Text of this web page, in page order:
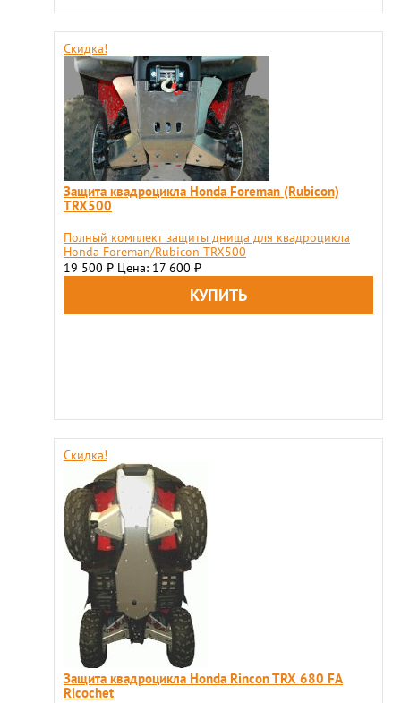
Скидка!
Защита квадроцикла Honda Foreman (Rubicon)
TRX500
Полный комплект защиты днища для квадроцикла
Honda Foreman/Rubicon TRX500
19 500 ₽ Цена: 17 600 ₽
Скидка!
Защита квадроцикла Honda Rincon TRX 680 FA
Ricochet